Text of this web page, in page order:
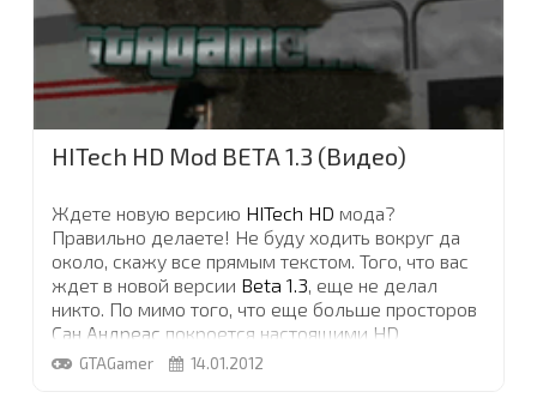
HITech HD Mod BETA 1.3 (Видео)
Ждете новую версию HITech HD мода?
Правильно делаете! Не буду ходить вокруг да
около, скажу все прямым текстом. Того, что вас
ждет в новой версии Beta 1.3, еще не делал
никто. По мимо того, что еще больше просторов
Сан Андреас покроется настоящими HD
текстурами, графика и физика игры улучшится в
GTAGamer 14.01.2012